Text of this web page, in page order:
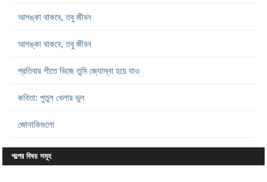
আশঙ্কা থাকবে, তবু জীবন
আশঙ্কা থাকবে, তবু জীবন
প্রতিবার শীতে ভিজে তুমি জ্যোস্না হয়ে যাও
কবিতা: পুতুল খেলার ভুল
জোনাকিগুলো
গল্পের বিষয় সমূহ